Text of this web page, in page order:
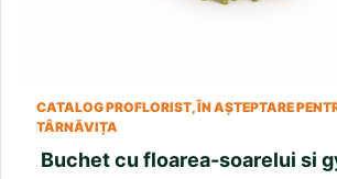
CATALOG PROFLORIST, ÎN AȘTEPTARE
TÂRNĂVIȚA
Buchet cu floarea-soarelui si